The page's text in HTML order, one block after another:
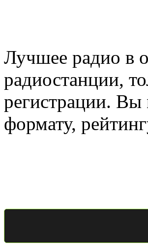
Лучшее радио в
радиостанции,
регистрации. Вы
формату,